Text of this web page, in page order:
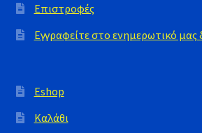
Επιστροφές
Εγγραφείτε στο ενημερωτικό μας
Eshop
Καλάθι